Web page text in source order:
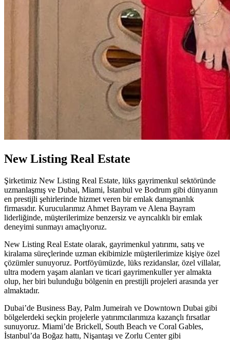
NewListing Real Estate
Şirketimiz New Listing Real Estate, lüks gayrimenkul sektöründe
uzmanlaşmış ve Dubai, Miami, İstanbul ve Bodrum gibi dünyanın
en prestijli şehirlerinde hizmet veren bir emlak danışmanlık
firmasıdır. Kurucularımız Ahmet Bayram ve Alena Bayram
liderliğinde, müşterilerimize benzersiz ve ayrıcalıklı bir emlak
deneyimi sunmayı amaçlıyoruz.
New Listing Real Estate olarak, gayrimenkul yatırımı, satış ve
kiralama süreçlerinde uzman ekibimizle müşterilerimize kişiye özel
çözümler sunuyoruz. Portföyümüzde, lüks rezidanslar, özel villalar,
ultra modern yaşam alanları ve ticari gayrimenkuller yer almakta
olup, her biri bulunduğu bölgenin en prestijli projeleri arasında yer
almaktadır.
Dubai’de Business Bay, Palm Jumeirah ve Downtown Dubai gibi
bölgelerdeki seçkin projelerle yatırımcılarımıza kazançlı fırsatlar
sunuyoruz. Miami’de Brickell, South Beach ve Coral Gables,
İstanbul’da Boğaz hattı, Nişantaşı ve Zorlu Center gibi